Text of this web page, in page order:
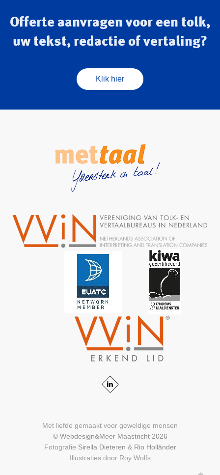
Offerte aanvragen voor een tolk,
uw tekst, redactie of vertaling?
Klik hier
Met liefde gemaakt voor geweldige mensen
© Webdesign&Meer Maastricht 2026
Fotografie Sirella Dieteren & Rio Holländer
Illustraties door Roy Wolfs